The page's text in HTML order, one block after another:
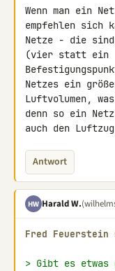
Wenn man ein
empfehlen sich
Netze - die sind
(vier statt ein
Netzes ein
Luftvolumen,
denn so ein
auch den
Antwort
HW Harald W.
Fred Feuerstein
> Gibt es etwas